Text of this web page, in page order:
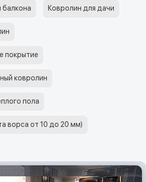
балкона Ковролин для дачи
покрытие
ковролин
пола
ворса от 10 до 20 мм)